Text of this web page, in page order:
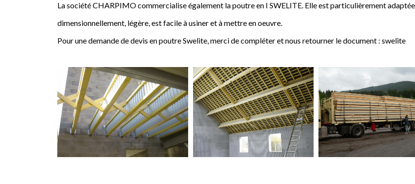
La société CHARPIMO commercialise également la poutre en I SWELITE. Elle est particulièrement
dimensionnellement, légère, est facile à usiner et à mettre en oeuvre.
Pour une demande de devis en poutre Swelite, merci de compléter et nous retourner le document : swelite